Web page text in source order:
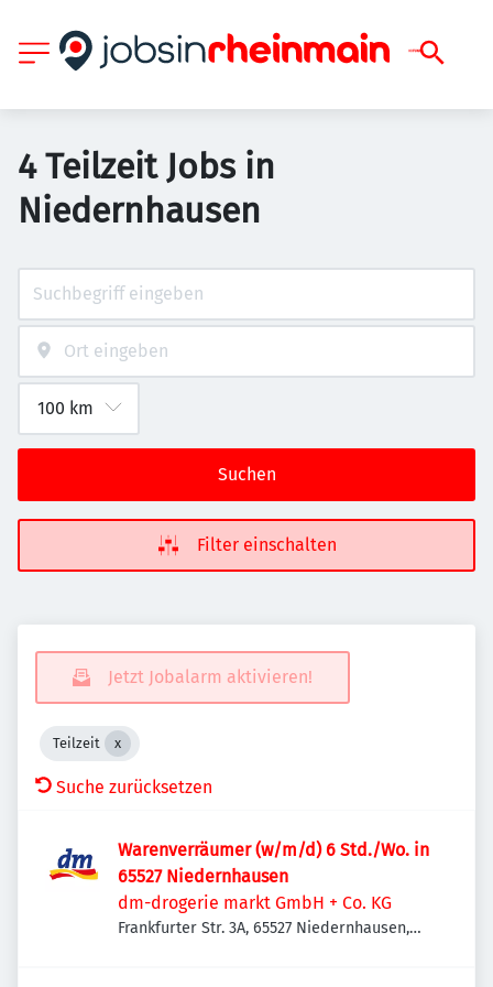
4 Teilzeit Jobs in
Niedernhausen
Suchen
Filter einschalten
Jetzt Jobalarm aktivieren!
Teilzeit
Suche zurücksetzen
Warenverräumer (w/m/d) 6 Std./Wo. in
65527 Niedernhausen
dm-drogerie markt GmbH + Co. KG
Frankfurter Str. 3A, 65527 Niedernhausen,